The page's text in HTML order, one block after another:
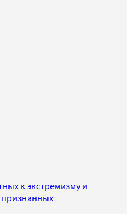
к экстремизму и
признанных